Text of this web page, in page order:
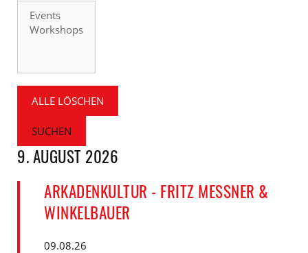
Kategorie
ALLE LÖSCHEN
SUCHEN
9. AUGUST 2026
ARKADENKULTUR - FRITZ MESSNER &
WINKELBAUER
09.08.26